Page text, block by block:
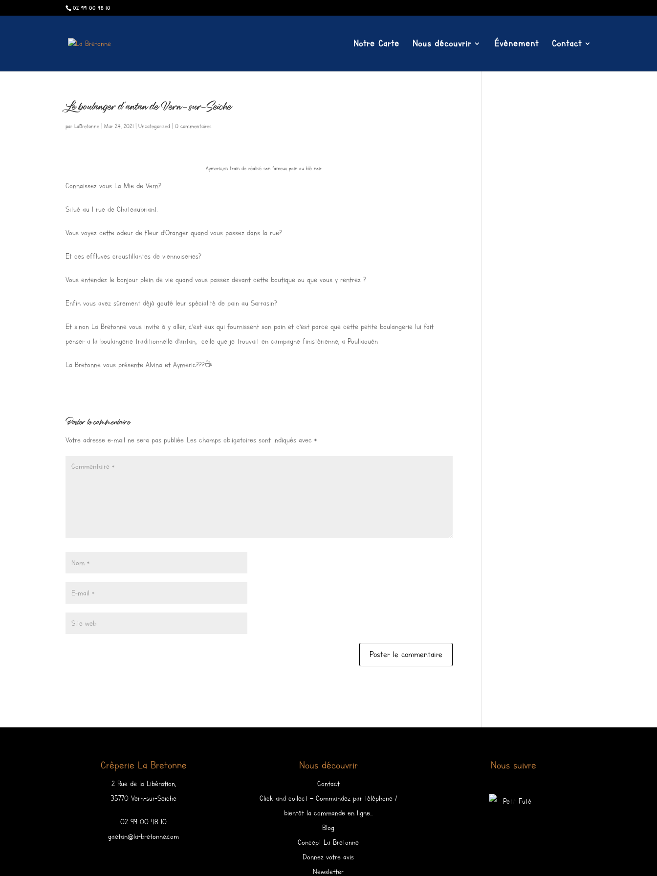
02 99 00 48 10
Notre Carte Nous découvrir Évènement Contact
Le boulanger d’antan de Vern-sur-Seiche
parLaBretonne |Mar 24, 2021 |Uncategorized |0 commentaires
Aymeric,en train de réalisé son fameux pain au blé noir
Connaissez-vous La Mie de Vern?
Situé au 1 rue de Chateaubriant.
Vous voyez cette odeur de fleur d’Oranger quand vous passez dans la rue?
Et ces effluves croustillantes de viennoiseries?
Vous entendez le bonjour plein de vie quand vous passez devant cette boutique ou que vous y rentrez ?
Enfin vous avez sûrement déjà gouté leur spécialité de pain au Sarrasin?
Et sinon La Bretonne vous invite à y aller, c’est eux qui fournissent son pain et c’est parce que cette petite boulangerie lui fait
penser a la boulangerie traditionnelle d’antan, celle que je trouvait en campagne finistérienne, a Poullaouën
La Bretonne vous présente Alvina et Aymeric???☕
Poster le commentaire
Votre adresse e-mail ne sera pas publiée. Les champs obligatoires sont indiqués avec*
Crêperie La Bretonne
2 Rue de la Libération,
35770 Vern-sur-Seiche
02 99 00 48 10
gaetan@la-bretonne.com
Nous découvrir
Contact
Click and collect – Commandez par téléphone /
bientôt la commande en ligne…
Blog
Concept La Bretonne
Donnez votre avis
Newsletter
Nous suivre